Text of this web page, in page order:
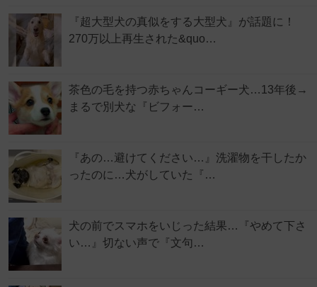
『超大型犬の真似をする大型犬』が話題に！
270万以上再生された&quo…
茶色の毛を持つ赤ちゃんコーギー犬…13年後→
まるで別犬な『ビフォー…
『あの…避けてください…』洗濯物を干したか
ったのに…犬がしていた『…
犬の前でスマホをいじった結果…『やめて下さ
い…』切ない声で『文句…